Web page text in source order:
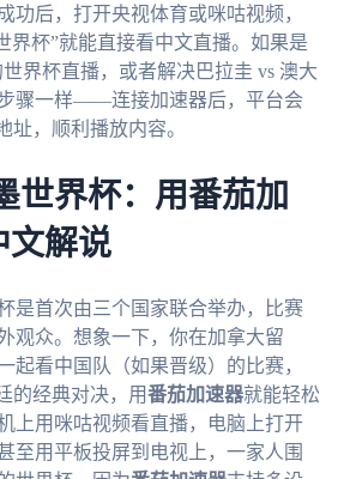
功后，打开央视体育或咪咕视频，
界杯”就能直接看中文直播。如果是
界杯直播，或者解决巴拉圭 vs 澳大
骤一样——连接加速器后，平台会
址，顺利播放内容。
世界杯：用番茄加
文解说
是首次由三个国家联合举办，比赛
观众。想象一下，你在加拿大留
起看中国队（如果晋级）的比赛，
的经典对决，用番茄加速器就能轻松
上用咪咕视频看直播，电脑上打开
至用平板投屏到电视上，一家人围